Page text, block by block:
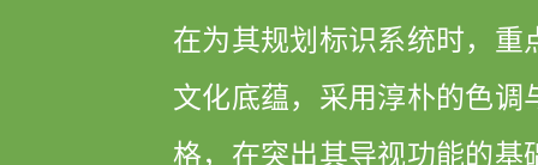
在为其规划标识系统时，重
文化底蕴，采用淳朴的色调
格，在突出其导视功能的基